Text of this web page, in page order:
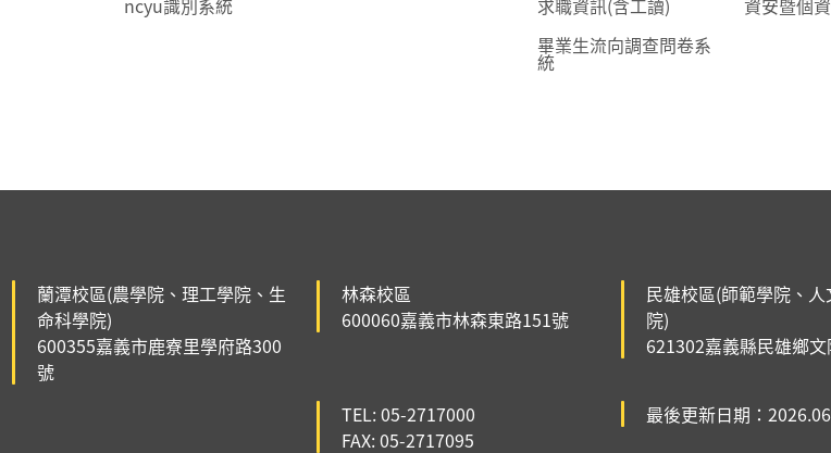
ncyu識別系統
求職資訊(含工讀)
畢業生流向調查問卷系
統
資安暨個
蘭潭校區(農學院、理工學院、生
命科學院)
600355嘉義市鹿寮里學府路300
號
林森校區
600060嘉義市林森東路151號
民雄校區(師範學院、
院)
621302嘉義縣民雄鄉
TEL: 05-2717000
FAX: 05-2717095
最後更新日期：